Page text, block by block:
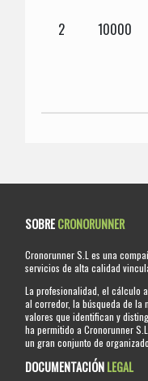
2 10000
SOBRECRONORUNNER
Cronorunner S.L es una
servicios de alta calidad
La profesionalidad, el cálculo
al corredor, la búsqueda de la
valores que identifican y
ha permitido a Cronorunner
un gran conjunto de
DOCUMENTACIÓNLEGAL